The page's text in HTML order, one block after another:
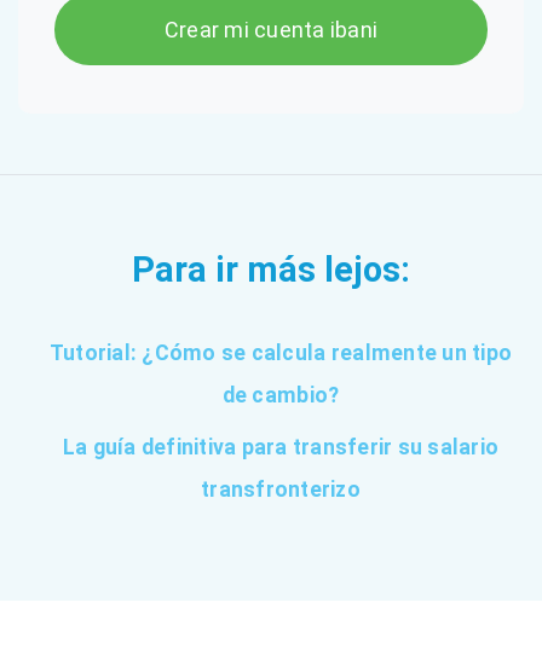
Crear mi cuenta ibani
Para ir más lejos:
Tutorial: ¿Cómo se calcula realmente un tipo
de cambio?
La guía definitiva para transferir su salario
transfronterizo